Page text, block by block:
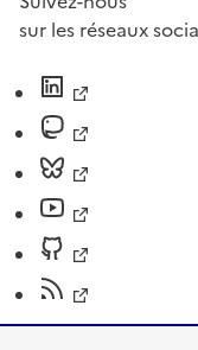
sur les réseaux